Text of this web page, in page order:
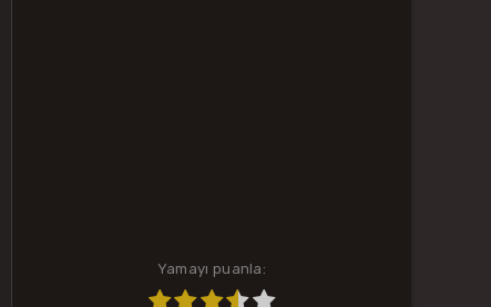
Yamayı puanla: